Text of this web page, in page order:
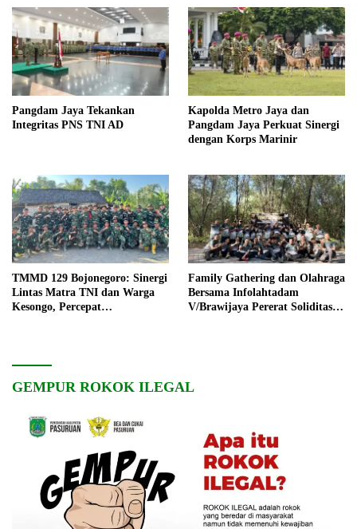
Pangdam Jaya Tekankan
Integritas PNS TNI AD
Kapolda Metro Jaya dan
Pangdam Jaya Perkuat Sinergi
dengan Korps Marinir
TMMD 129 Bojonegoro: Sinergi
Lintas Matra TNI dan Warga
Kesongo, Percepat
Family Gathering dan Olahraga
Bersama Infolahtadam
V/Brawijaya Pererat Soliditas
GEMPUR ROKOK ILEGAL